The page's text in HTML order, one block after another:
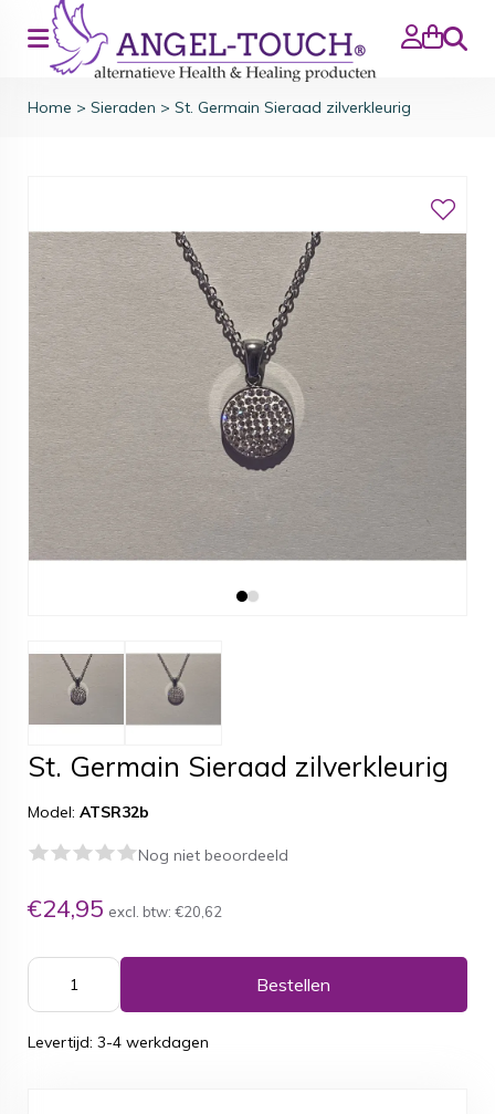
Zoeken
Home > Sieraden > St. Germain Sieraad zilverkleurig
St. Germain Sieraad zilverkleurig
Model: ATSR32b
Nog niet beoordeeld
€24,95 excl. btw: €20,62
Bestellen
Levertijd: 3-4 werkdagen